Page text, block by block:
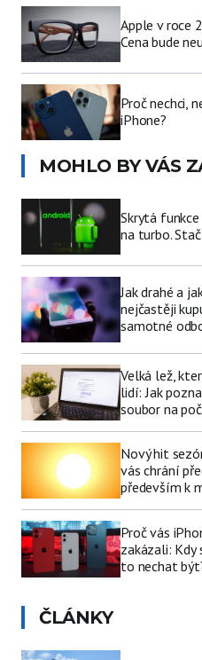
Apple v roce
Cena bude
Proč nechci,
iPhone?
MOHLO BY VÁS
Skrytá
na turbo.
Jak drahé a
nejčastěji
samotné
Velká lež,
lidí: Jak
soubor na
Nový hit
vás chrání
především k
Proč vás
zakázali:
to nechat
ČLÁNKY